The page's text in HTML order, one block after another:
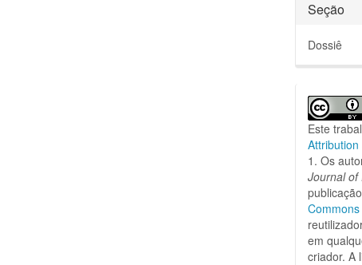
Seção
Dossiê
Este
1. Os
Journal of
em
criador.A